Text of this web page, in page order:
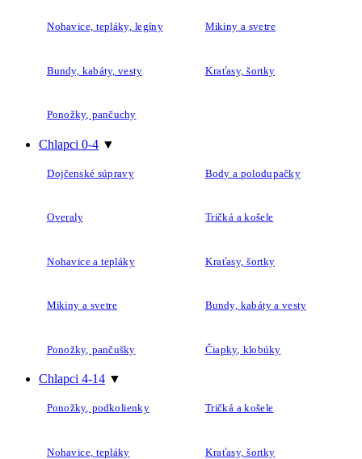
Nohavice, tepláky, legíny Mikiny a svetre
Bundy, kabáty, vesty Kraťasy, šortky
Ponožky, pančuchy
Chlapci 0-4 ▼
Dojčenské súpravy Body a polodupačky
Overaly Tričká a košele
Nohavice a tepláky Kraťasy, šortky
Mikiny a svetre Bundy, kabáty a vesty
Ponožky, pančušky Čiapky, klobúky
Chlapci 4-14 ▼
Ponožky, podkolienky Tričká a košele
Nohavice, tepláky Kraťasy, šortky